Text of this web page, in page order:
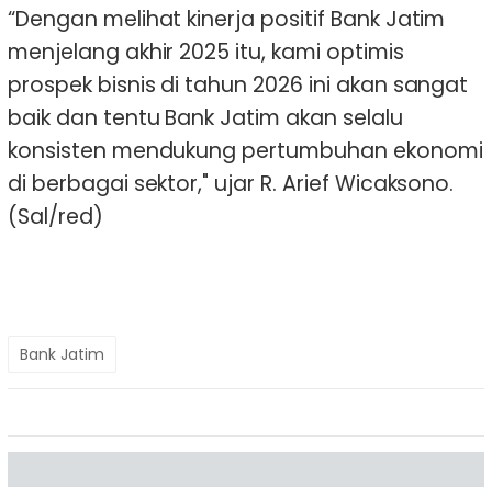
“Dengan melihat kinerja positif Bank Jatim
menjelang akhir 2025 itu, kami optimis
prospek bisnis di tahun 2026 ini akan sangat
baik dan tentu Bank Jatim akan selalu
konsisten mendukung pertumbuhan ekonomi
di berbagai sektor," ujar R. Arief Wicaksono.
(Sal/red)
Bank Jatim